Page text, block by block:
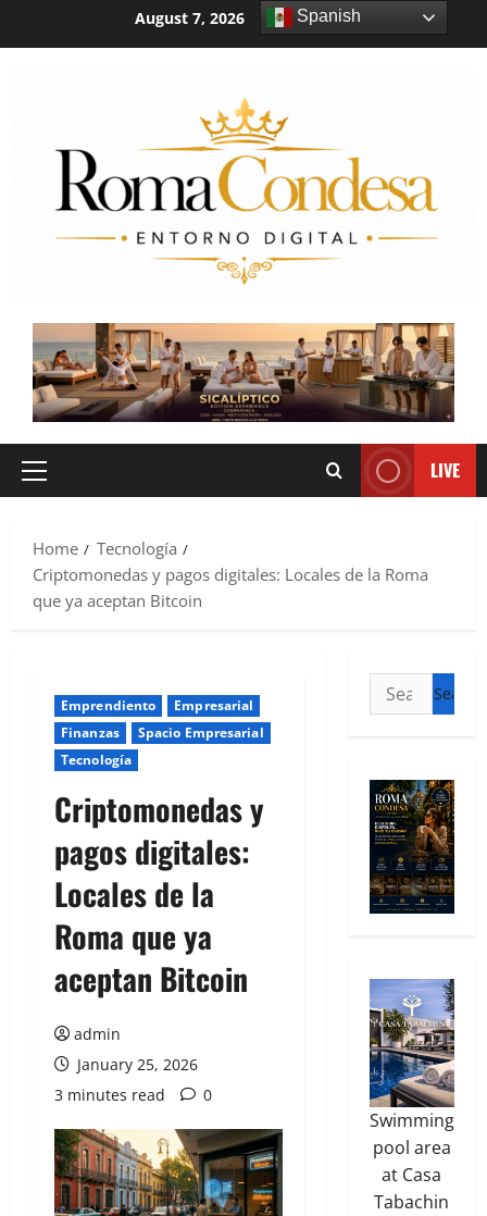
August 7, 2026 4:17:36 AM
LIVE
Home
Tecnología
Criptomonedas y pagos digitales: Locales de la Roma
que ya aceptan Bitcoin
Emprendiento
Empresarial
Finanzas
Spacio Empresarial
Tecnología
Criptomonedas y
pagos digitales:
Locales de la
Roma que ya
aceptan Bitcoin
admin
January 25, 2026
3 minutes read
0
Swimming
pool area
at Casa
Tabachin
Spanish